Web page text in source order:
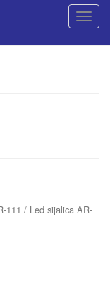
T
t
111 / Led sijalica AR-